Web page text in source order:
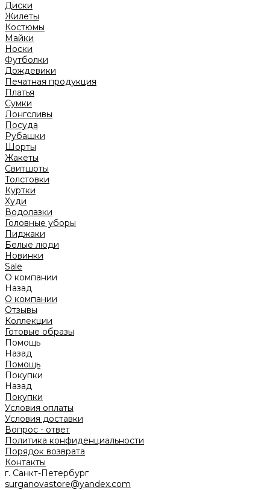
Диски
Жилеты
Костюмы
Майки
Носки
Футболки
Дождевики
Печатная продукция
Платья
Сумки
Лонгсливы
Посуда
Рубашки
Шорты
Жакеты
Свитшоты
Толстовки
Куртки
Худи
Водолазки
Головные уборы
Пиджаки
Белые люди
Новинки
Sale
О компании
Назад
О компании
Отзывы
Коллекции
Готовые образы
Помощь
Назад
Помощь
Покупки
Назад
Покупки
Условия оплаты
Условия доставки
Вопрос - ответ
Политика конфиденциальности
Порядок возврата
Контакты
г. Санкт-Петербург
surganovastore@yandex.com